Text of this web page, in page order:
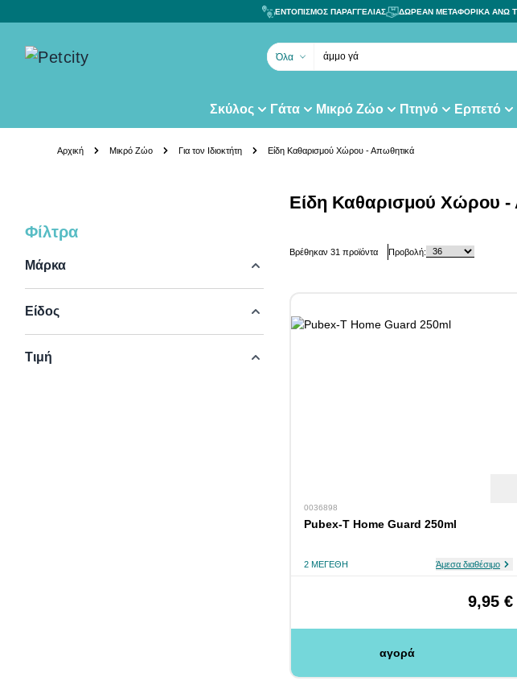
ΕΝΤΟΠΙΣΜΟΣ ΠΑΡΑΓΓΕΛΙΑΣ ΔΩΡΕΑΝ ΜΕΤΑΦΟΡΙΚΑ ΑΝΩ
Όλα άμμο γάτας
Σκύλος Γάτα Μικρό Ζώο Πτηνό Ερπετό
Αρχική Μικρό Ζώο Για τον Ιδιοκτήτη Είδη Καθαρισμού Χώρου - Απωθητικά
Skip to product list
Φίλτρα
Μάρκα
Είδος
Τιμή
Είδη Καθαρισμού Χώρου -
Βρέθηκαν 31 προϊόντα Προβολή:
0036898
Pubex-T Home Guard 250ml
2 ΜΕΓΈΘΗ Άμεσα διαθέσιμο
9,95 €
αγορά